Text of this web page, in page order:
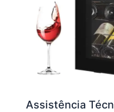
Assistência